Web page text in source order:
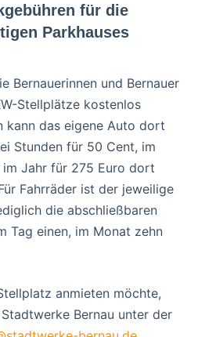
für die
Parkhauses
Bernauerinnen und Bernauer
Stellplätze kostenlos
kann das eigene Auto dort
Stunden für 50 Cent, im
Jahr für 275 Euro dort
Fahrräder ist der jeweilige
die abschließbaren
Tag einen, im Monat zehn
anmieten möchte,
Bernau unter der